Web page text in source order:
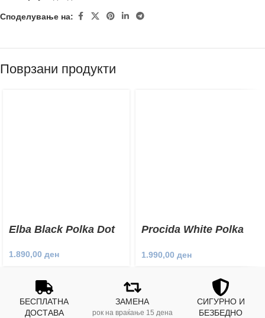
Споделување на:
Поврзани продукти
Elba Black Polka Dot
1.890,00 ден
Procida White Polka
1.990,00 ден
БЕСПЛАТНА
ДОСТАВА
ЗАМЕНА
рок на враќање 15 дена
СИГУРНО И
БЕЗБЕДНО